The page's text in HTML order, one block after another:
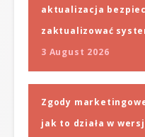
aktualizacja
zaktualizować
3 August 2026
Zgody
jak to działa w